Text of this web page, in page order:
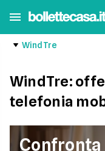
WindTre
WindTre:
telefonia
Confronta